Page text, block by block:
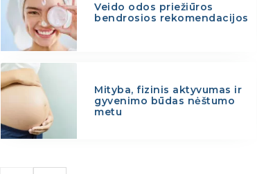
Veido odos priežiūros
bendrosios rekomendacijos
Mityba, fizinis aktyvumas ir
gyvenimo būdas nėštumo
metu